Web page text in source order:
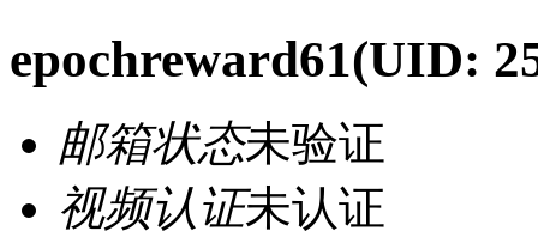
epochreward61(UID:
邮箱状态未验证
视频认证未认证